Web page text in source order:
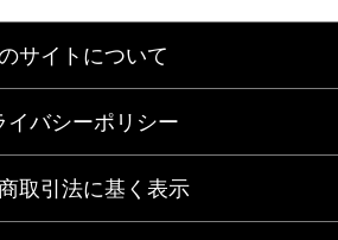
サイトについて
イバシーポリシー
取引法に基く表示